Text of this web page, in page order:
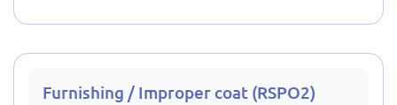
Furnishing / Improper coat (RSPO2)